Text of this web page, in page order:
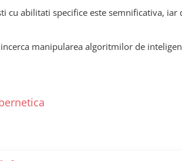
cu abilitati specifice este semnificativa,
manipularea algoritmilor de